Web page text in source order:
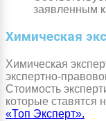
заявленным
Химическая
Химическая
экспертно-
Стоимость
которые ставятся
«Топ Эксперт».